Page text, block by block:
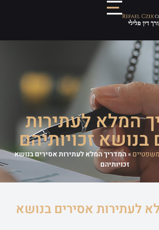
המלא לעתירות
בנושא זכויותיהם
»המדריך המלא לעתירות אסירים בנושא
זכויותיהם
לעתירות אסירים בנושא